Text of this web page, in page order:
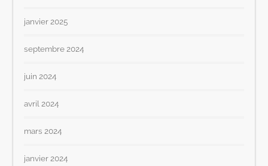
janvier 2025
septembre 2024
juin 2024
avril 2024
mars 2024
janvier 2024